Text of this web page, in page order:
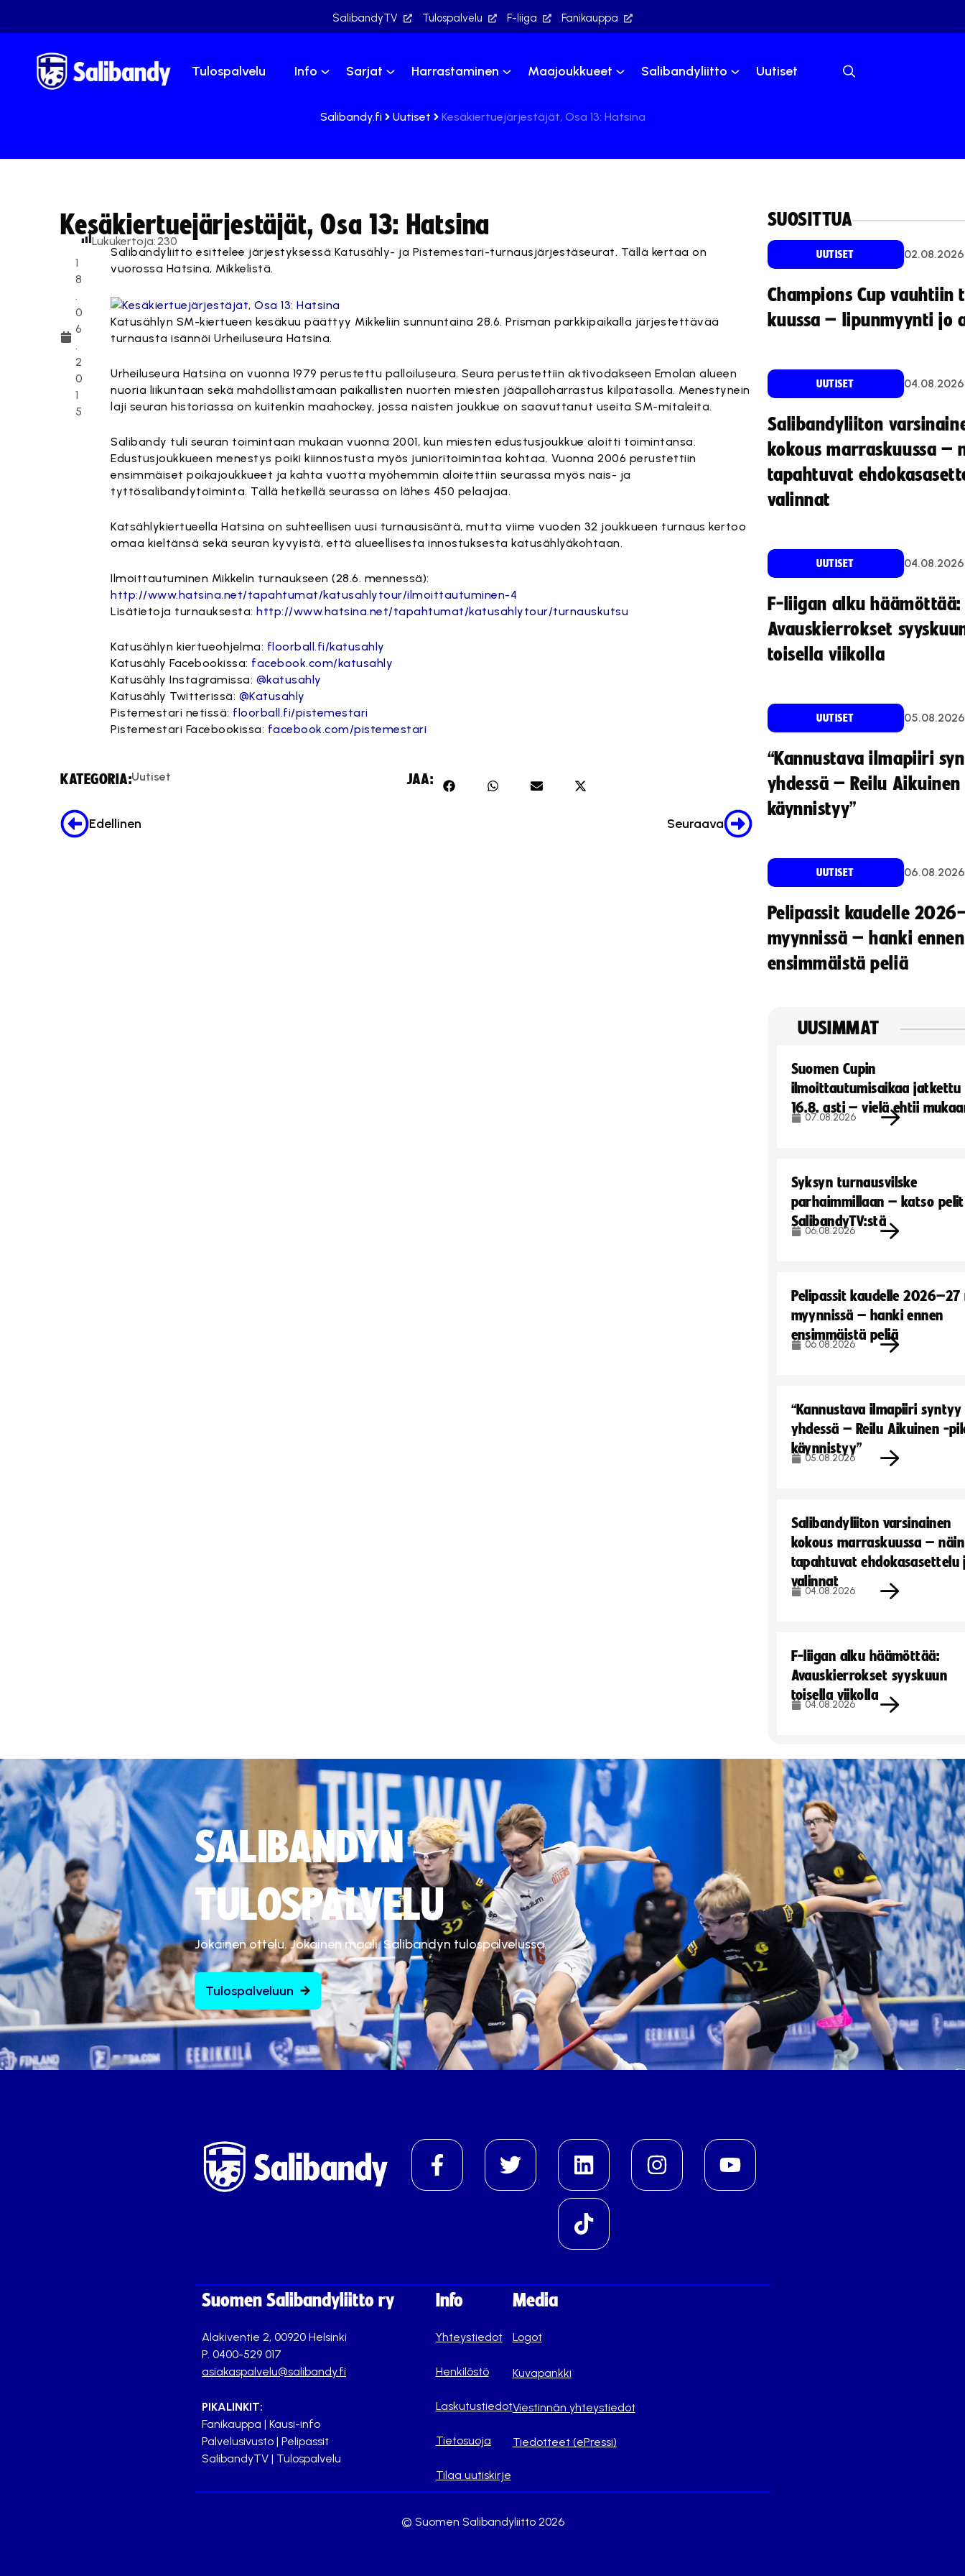
SalibandyTV Tulospalvelu F-liiga Fanikauppa
Tulospalvelu Info Sarjat Harrastaminen Maajoukkueet Salibandyliitto Uutiset
Salibandy.fi Uutiset Kesäkiertuejärjestäjät, Osa 13: Hatsina
Kesäkiertuejärjestäjät, Osa 13: Hatsina
1
8
.
0
6
.
2
0
1
5
Lukukertoja:230
Salibandyliitto esittelee järjestyksessä Katusähly- ja Pistemestari-turnausjärjestäseurat. Tällä kertaa on
vuorossa Hatsina, Mikkelistä.
Katusählyn SM-kiertueen kesäkuu päättyy Mikkeliin sunnuntaina 28.6. Prisman parkkipaikalla järjestettävää
turnausta isännöi Urheiluseura Hatsina.
Urheiluseura Hatsina on vuonna 1979 perustettu palloiluseura. Seura perustettiin aktivodakseen Emolan alueen
nuoria liikuntaan sekä mahdollistamaan paikallisten nuorten miesten jääpalloharrastus kilpatasolla. Menestynein
laji seuran historiassa on kuitenkin maahockey, jossa naisten joukkue on saavuttanut useita SM-mitaleita.
Salibandy tuli seuran toimintaan mukaan vuonna 2001, kun miesten edustusjoukkue aloitti toimintansa.
Edustusjoukkueen menestys poiki kiinnostusta myös junioritoimintaa kohtaa. Vuonna 2006 perustettiin
ensimmäiset poikajoukkueet ja kahta vuotta myöhemmin aloitettiin seurassa myös nais- ja
tyttösalibandytoiminta. Tällä hetkellä seurassa on lähes 450 pelaajaa.
Katsählykiertueella Hatsina on suhteellisen uusi turnausisäntä, mutta viime vuoden 32 joukkueen turnaus kertoo
omaa kieltänsä sekä seuran kyvyistä, että alueellisesta innostuksesta katusählyäkohtaan.
Ilmoittautuminen Mikkelin turnaukseen (28.6. mennessä):
http://www.hatsina.net/tapahtumat/katusahlytour/ilmoittautuminen-4
Lisätietoja turnauksesta:http://www.hatsina.net/tapahtumat/katusahlytour/turnauskutsu
Katusählyn kiertueohjelma: floorball.fi/katusahly
Katusähly Facebookissa: facebook.com/katusahly
Katusähly Instagramissa: @katusahly
Katusähly Twitterissä: @Katusahly
Pistemestari netissä: floorball.fi/pistemestari
Pistemestari Facebookissa: facebook.com/pistemestari
KATEGORIA:Uutiset JAA:
Edellinen Seuraava
SUOSITTUA
UUTISET 02.08.2026
Champions Cup vauhtiin
kuussa – lipunmyynti jo
UUTISET 04.08.2026
Salibandyliiton
kokous marraskuussa –
tapahtuvat
valinnat
UUTISET 04.08.2026
F-liigan alku häämöttää:
Avauskierrokset
toisella viikolla
UUTISET 05.08.2026
“Kannustava ilmapiiri
yhdessä – Reilu
käynnistyy”
UUTISET 06.08.2026
Pelipassit kaudelle
myynnissä – hanki ennen
ensimmäistä peliä
UUSIMMAT
Suomen Cupin
ilmoittautumisaikaa jatkettu
16.8. asti – vielä ehtii
07.08.2026
Syksyn turnausvilske
parhaimmillaan – katso pelit
SalibandyTV:stä
06.08.2026
Pelipassit kaudelle
myynnissä – hanki ennen
ensimmäistä peliä
06.08.2026
“Kannustava ilmapiiri syntyy
yhdessä – Reilu Aikuinen -
käynnistyy”
05.08.2026
Salibandyliiton varsinainen
kokous marraskuussa – näin
tapahtuvat ehdokasasettelu
valinnat
04.08.2026
F-liigan alku häämöttää:
Avauskierrokset syyskuun
toisella viikolla
04.08.2026
SALIBANDYN
TULOSPALVELU
Jokainen ottelu. Jokainen maali. Salibandyn tulospalvelussa.
Tulospalveluun
Suomen Salibandyliitto ry
Alakiventie 2, 00920 Helsinki
P. 0400-529 017
asiakaspalvelu@salibandy.fi
PIKALINKIT:
Fanikauppa | Kausi-info
Palvelusivusto | Pelipassit
SalibandyTV | Tulospalvelu
Info
Yhteystiedot
Henkilöstö
Laskutustiedot
Tietosuoja
Tilaa uutiskirje
Media
Logot
Kuvapankki
Viestinnän yhteystiedot
Tiedotteet (ePressi)
© Suomen Salibandyliitto 2026